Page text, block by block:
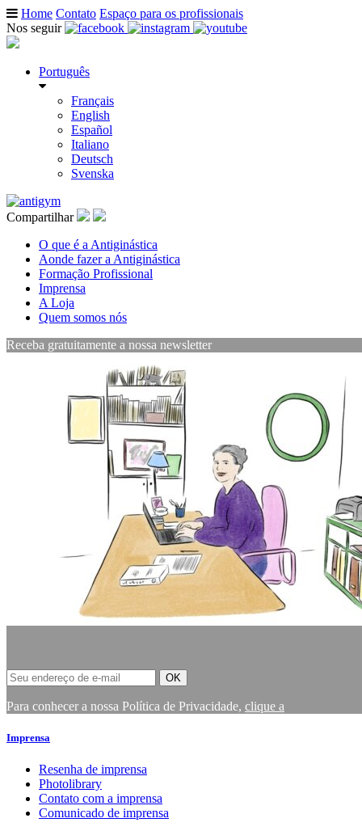
Home Contato Espaço para os profissionais
Nos seguir
Português
Français
English
Español
Italiano
Deutsch
Svenska
Compartilhar
O que é a Antiginástica
Aonde fazer a Antiginástica
Formação Profissional
Imprensa
A Loja
Quem somos nós
Receba gratuitamente a nossa newsletter
Para conhecer a nossa Política de Privacidade, clique a
Imprensa
Resenha de imprensa
Photolibrary
Contato com a imprensa
Comunicado de imprensa